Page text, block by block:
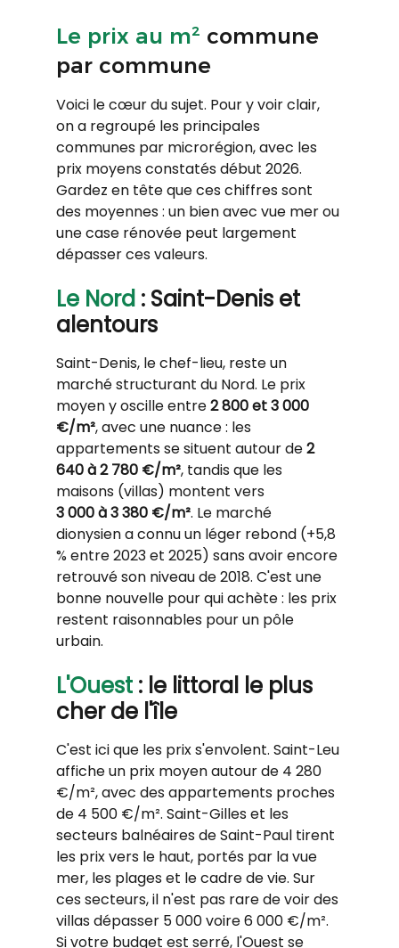
Le prix au m² commune
par commune
Voici le cœur du sujet. Pour y voir clair,
on a regroupé les principales
communes par microrégion, avec les
prix moyens constatés début 2026.
Gardez en tête que ces chiffres sont
des moyennes : un bien avec vue mer ou
une case rénovée peut largement
dépasser ces valeurs.
Le Nord : Saint-Denis et
alentours
Saint-Denis, le chef-lieu, reste un
marché structurant du Nord. Le prix
moyen y oscille entre 2 800 et 3 000
€/m², avec une nuance : les
appartements se situent autour de 2
640 à 2 780 €/m², tandis que les
maisons (villas) montent vers
3 000à 3 380 €/m². Le marché
dionysien a connu un léger rebond (+5,8
% entre 2023 et 2025) sans avoir encore
retrouvé son niveau de 2018. C'est une
bonne nouvelle pour qui achète : les prix
restent raisonnables pour un pôle
urbain.
L'Ouest : le littoral le plus
cher de l'île
C'est ici que les prix s'envolent. Saint-Leu
affiche un prix moyen autour de 4 280
€/m², avec des appartements proches
de 4 500 €/m². Saint-Gilles et les
secteurs balnéaires de Saint-Paul tirent
les prix vers le haut, portés par la vue
mer, les plages et le cadre de vie. Sur
ces secteurs, il n'est pas rare de voir des
villas dépasser 5 000 voire 6 000 €/m².
Si votre budget est serré, l'Ouest se